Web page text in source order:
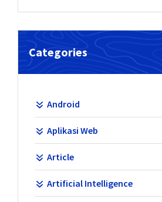
Categories
Android
Aplikasi Web
Article
Artificial Intelligence